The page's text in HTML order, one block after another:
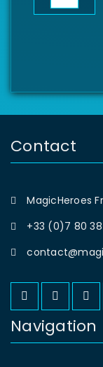
Contact
MagicHeroes
+33 (0)7 80
Navigation